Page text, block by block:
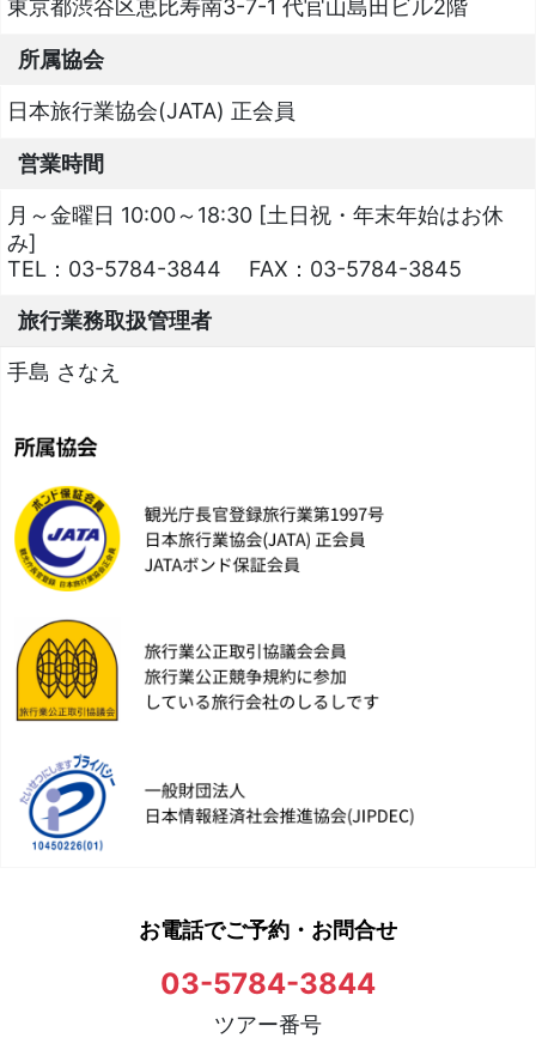
東京都渋谷区恵比寿南3-7-1 代官山島田ビル2階
所属協会
日本旅行業協会(JATA) 正会員
営業時間
月～金曜日 10:00～18:30 [土日祝・年末年始はお休
み]
TEL： 03-5784-3844 FAX： 03-5784-3845
旅行業務取扱管理者
手島 さなえ
お電話でご予約・お問合せ
03-5784-3844
ツアー番号